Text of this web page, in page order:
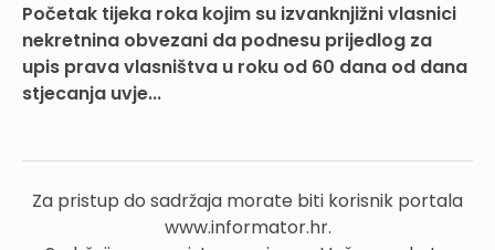
Početak tijeka roka kojim su izvanknjižni vlasnici
nekretnina obvezani da podnesu prijedlog za
upis prava vlasništva u roku od 60 dana od dana
stjecanja uvje...
Za pristup do sadržaja morate biti korisnik portala
www.informator.hr.